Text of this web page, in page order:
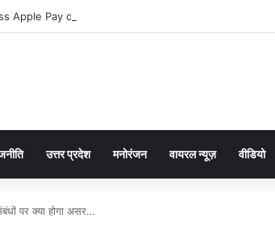
Apple Pay dla graczy na iPhone
उत्तर प्रदेश मनोरंजन वायरल न्यूज़ वीडियो
पर क्या होगा असर…